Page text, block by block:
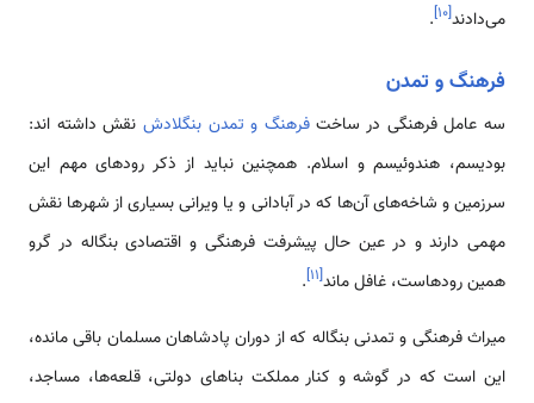
می‌دادند[۱۰]
.
فرهنگ و تمدن
سه عامل فرهنگی در ساختفرهنگ و تمدن بنگلادش نقش داشته اند:
بودیسم، هندوئیسم و اسلام. همچنین نباید از ذکر رودهای مهم این
سرزمین و شاخه‌های آن‌ها که در آبادانی و یا ویرانی بسیاری از شهرها نقش
مهمی‌ دارند و در عین حال پیشرفت فرهنگی و اقتصادی بنگاله در گرو
همین رودهاست، غافل ماند[۱۱]
.
میراث فرهنگی و تمدنی بنگاله که از دوران پادشاهان مسلمان باقی مانده،
این است که در گوشه و کنار مملکت بناهای دولتی، قلعه‌ها، مساجد،